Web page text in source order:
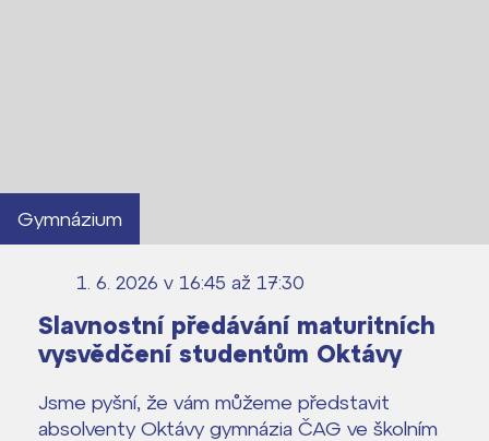
Gymnázium
1. 6. 2026 v 16:45 až 17:30
Slavnostní předávání maturitních
vysvědčení studentům Oktávy
Jsme pyšní, že vám můžeme představit
absolventy Oktávy gymnázia ČAG ve školním